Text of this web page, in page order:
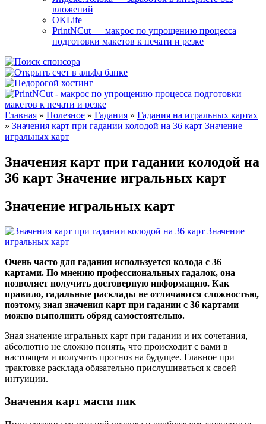
вложений
OKLife
PrintNCut — макрос по упрощению процесса
подготовки макетов к печати и резке
Главная » Полезное » Гадания » Гадания на игральных картах
» Значения карт при гадании колодой на 36 карт Значение
игральных карт
Значения карт при гадании колодой на
36 карт Значение игральных карт
Значение игральных карт
Очень часто для гадания используется колода с 36
картами. По мнению профессиональных гадалок, она
позволяет получить достоверную информацию. Как
правило, гадальные расклады не отличаются сложностью,
поэтому, зная значения карт при гадании с 36 картами
можно выполнить обряд самостоятельно.
Зная значение игральных карт при гадании и их сочетания,
абсолютно не сложно понять, что происходит с вами в
настоящем и получить прогноз на будущее. Главное при
трактовке расклада обязательно прислушиваться к своей
интуиции.
Значения карт масти пик